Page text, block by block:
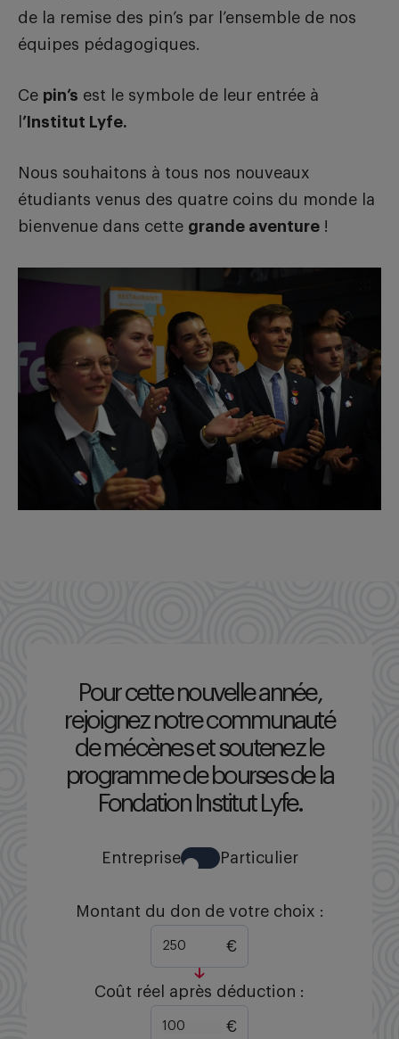
de la remise des pin’s par l’ensemble de nos
équipes pédagogiques.
Ce pin’s est le symbole de leur entrée à
’Institut Lyfe.
Nous souhaitons à tous nos nouveaux
étudiants venus des quatre coins du monde la
bienvenue dans cette grande aventure !
Pour cette nouvelle année,
rejoignez notre communauté
de mécènes et soutenez le
programme de bourses de la
Fondation Institut Lyfe.
Entreprise Particulier
Montant du don de votre choix :
€
Coût réel après déduction :
€